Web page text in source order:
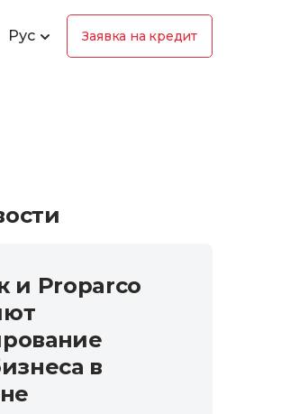
Рус Заявка на кредит
и Proparco
в